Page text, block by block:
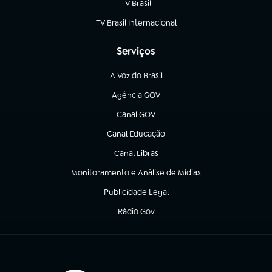
TV Brasil
(abre em nova aba)
TV Brasil Internacional
(abre em nova aba)
Serviços
A Voz do Brasil
(abre em nova aba)
Agência GOV
(abre em nova aba)
Canal GOV
(abre em nova aba)
Canal Educação
(abre em nova aba)
Canal Libras
(abre em nova aba)
Monitoramento e Análise de Mídias
(abre em nova aba)
Publicidade Legal
(abre em nova aba)
Rádio Gov
(abre em nova aba)